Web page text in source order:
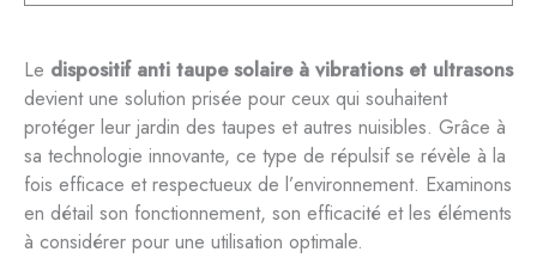
Le dispositif anti taupe solaire à vibrations et ultrasons
devient une solution prisée pour ceux qui souhaitent
protéger leur jardin des taupes et autres nuisibles. Grâce à
sa technologie innovante, ce type de répulsif se révèle à la
fois efficace et respectueux de l’environnement. Examinons
en détail son fonctionnement, son efficacité et les éléments
à considérer pour une utilisation optimale.